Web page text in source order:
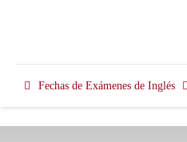
Fechas de Exámenes de Inglés